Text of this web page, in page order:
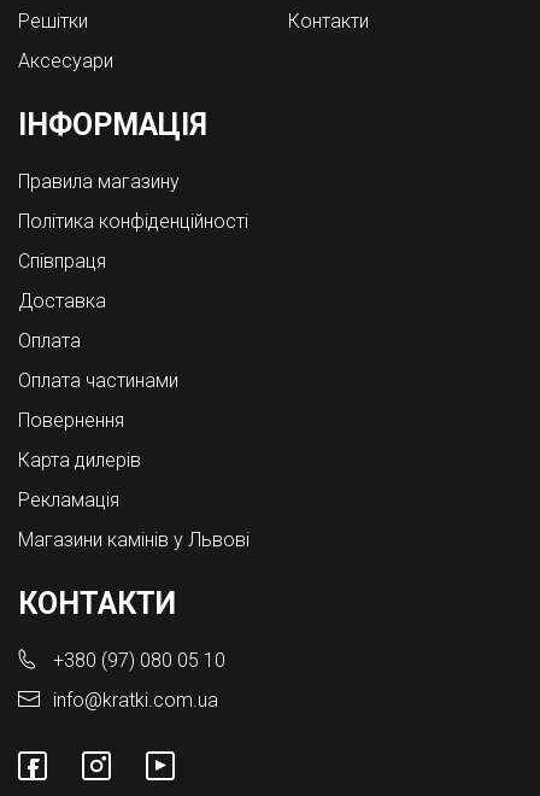
Решітки
Аксесуари
Контакти
ІНФОРМАЦІЯ
Правила магазину
Політика конфіденційності
Співпраця
Доставка
Оплата
Оплата частинами
Повернення
Карта дилерів
Рекламація
Магазини камінів у Львові
КОНТАКТИ
+380 (97) 080 05 10
info@kratki.com.ua